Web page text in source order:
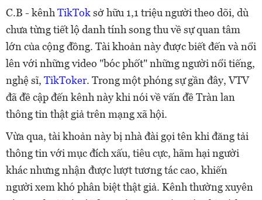
C.B - kênhTikToksở hữu 1,1 triệu người theo dõi, dù
chưa từng tiết lộ danh tính song thu về sự quan tâm
lớn của cộng đồng. Tài khoản này được biết đến và nổi
lên với những video "bóc phốt" những người nổi tiếng,
nghệ sĩ, TikToker. Trong một phóng sự gần đây, VTV
đã đề cập đến kênh này khi nói về vấn đề Tràn lan
thông tin thật giả trên mạng xã hội.
Vừa qua, tài khoản này bị nhà đài gọi tên khi đăng tải
thông tin với mục đích xấu, tiêu cực, hãm hại người
khác nhưng nhận được lượt tương tác cao, khiến
người xem khó phân biệt thật giả. Kênh thường xuyên